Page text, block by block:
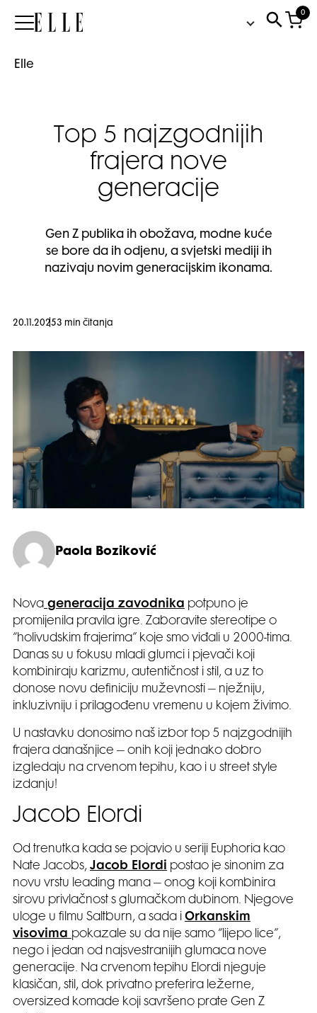
Elle
0
Elle
Top 5 najzgodnijih
frajera nove
generacije
Gen Z publika ih obožava, modne kuće
se bore da ih odjenu, a svjetski mediji ih
nazivaju novim generacijskim ikonama.
20.11.20253 min čitanja
Paola Boziković
Nova generacija zavodnika potpuno je
promijenila pravila igre. Zaboravite stereotipe o
“holivudskim frajerima” koje smo viđali u 2000-tima.
Danas su u fokusu mladi glumci i pjevači koji
kombiniraju karizmu, autentičnost i stil, a uz to
donose novu definiciju muževnosti – nježniju,
inkluzivniju i prilagođenu vremenu u kojem živimo.
U nastavku donosimo naš izbor top 5 najzgodnijih
frajera današnjice – onih koji jednako dobro
izgledaju na crvenom tepihu, kao i u street style
izdanju!
Jacob Elordi
Od trenutka kada se pojavio u seriji Euphoria kao
Nate Jacobs, Jacob Elordi
postao je sinonim za
novu vrstu leading mana – onog koji kombinira
sirovu privlačnost s glumačkom dubinom. Njegove
uloge u filmu Saltburn, a sada i Orkanskim
visovima pokazale su da nije samo “lijepo lice”,
nego i jedan od najsvestranijih glumaca nove
generacije. Na crvenom tepihu Elordi njeguje
klasičan, stil, dok privatno preferira ležerne,
oversized komade koji savršeno prate Gen Z